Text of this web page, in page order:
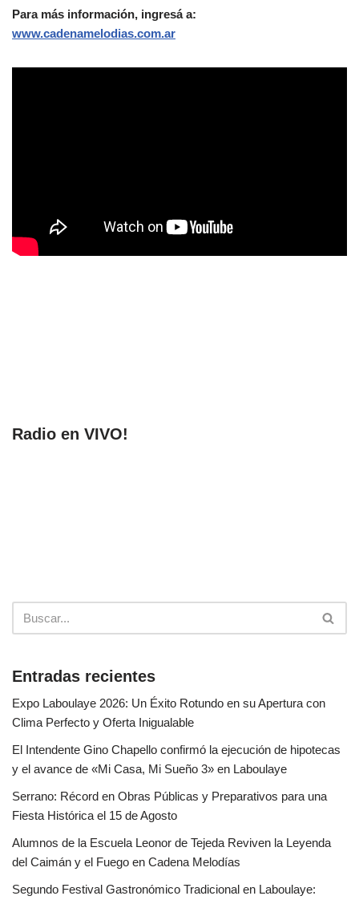
Para más información, ingresá a:
www.cadenamelodias.com.ar
Radio en VIVO!
Entradas recientes
Expo Laboulaye 2026: Un Éxito Rotundo en su Apertura con
Clima Perfecto y Oferta Inigualable
El Intendente Gino Chapello confirmó la ejecución de hipotecas
y el avance de «Mi Casa, Mi Sueño 3» en Laboulaye
Serrano: Récord en Obras Públicas y Preparativos para una
Fiesta Histórica el 15 de Agosto
Alumnos de la Escuela Leonor de Tejeda Reviven la Leyenda
del Caimán y el Fuego en Cadena Melodías
Segundo Festival Gastronómico Tradicional en Laboulaye: